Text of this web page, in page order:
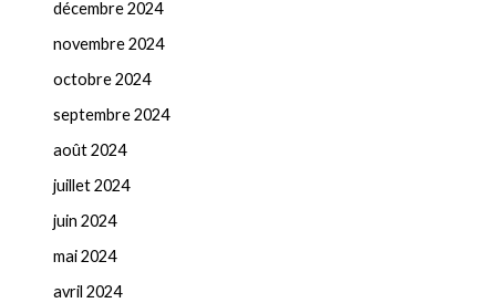
décembre 2024
novembre 2024
octobre 2024
septembre 2024
août 2024
juillet 2024
juin 2024
mai 2024
avril 2024